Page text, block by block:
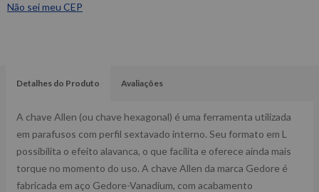
Não sei meu CEP
Detalhes do Produto Avaliações
A chave Allen (ou chave hexagonal) é uma ferramenta utilizada
em parafusos com perfil sextavado interno. Seu formato em L
possibilita o efeito alavanca, o que facilita e oferece ainda mais
torque no momento do uso. A chave Allen da marca Gedore é
fabricada em aço Gedore-Vanadium, com acabamento